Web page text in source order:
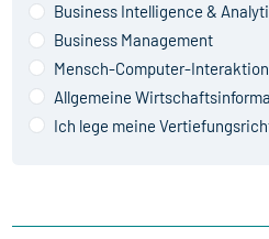
Business Intelligence &
Business Management
Mensch-Computer-Interaktion
Allgemeine
Ich lege meine